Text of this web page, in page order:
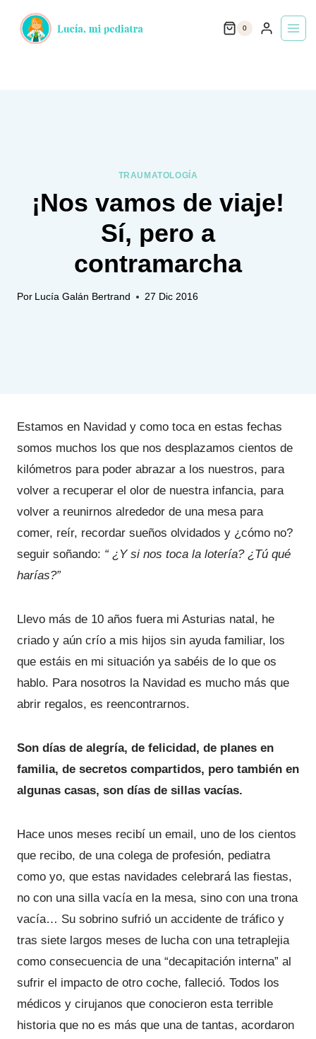
0
TRAUMATOLOGÍA
¡Nos vamos de viaje!
Sí, pero a
contramarcha
Por Lucía Galán Bertrand 27 Dic 2016
Estamos en Navidad y como toca en estas fechas
somos muchos los que nos desplazamos cientos de
kilómetros para poder abrazar a los nuestros, para
volver a recuperar el olor de nuestra infancia, para
volver a reunirnos alrededor de una mesa para
comer, reír, recordar sueños olvidados y ¿cómo no?
seguir soñando: “ ¿Y si nos toca la lotería? ¿Tú qué
harías?”
Llevo más de 10 años fuera mi Asturias natal, he
criado y aún crío a mis hijos sin ayuda familiar, los
que estáis en mi situación ya sabéis de lo que os
hablo. Para nosotros la Navidad es mucho más que
abrir regalos, es reencontrarnos.
Son días de alegría, de felicidad, de planes en
familia, de secretos compartidos, pero también en
algunas casas, son días de sillas vacías.
Hace unos meses recibí un email, uno de los cientos
que recibo, de una colega de profesión, pediatra
como yo, que estas navidades celebrará las fiestas,
no con una silla vacía en la mesa, sino con una trona
vacía… Su sobrino sufrió un accidente de tráfico y
tras siete largos meses de lucha con una tetraplejia
como consecuencia de una “decapitación interna” al
sufrir el impacto de otro coche, falleció. Todos los
médicos y cirujanos que conocieron esta terrible
historia que no es más que una de tantas, acordaron